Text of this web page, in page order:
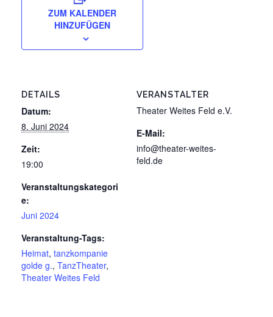
ZUM KALENDER
HINZUFÜGEN
DETAILS
Datum:
8. Juni 2024
Zeit:
19:00
Veranstaltungskategori
e:
Juni 2024
Veranstaltung-Tags:
Heimat, tanzkompanie
golde g., TanzTheater,
Theater Weites Feld
VERANSTALTER
Theater Weites Feld e.V.
E-Mail:
info@theater-weites-
feld.de